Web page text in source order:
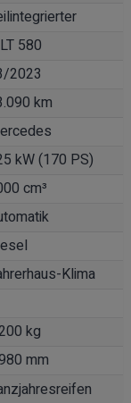
580
2023
km
kW (170 PS)
cm³
Klima
kg
mm